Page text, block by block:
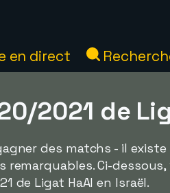
en direct
2021 de
des matchs - il existe
Ci-
de Ligat HaAl en Israël.